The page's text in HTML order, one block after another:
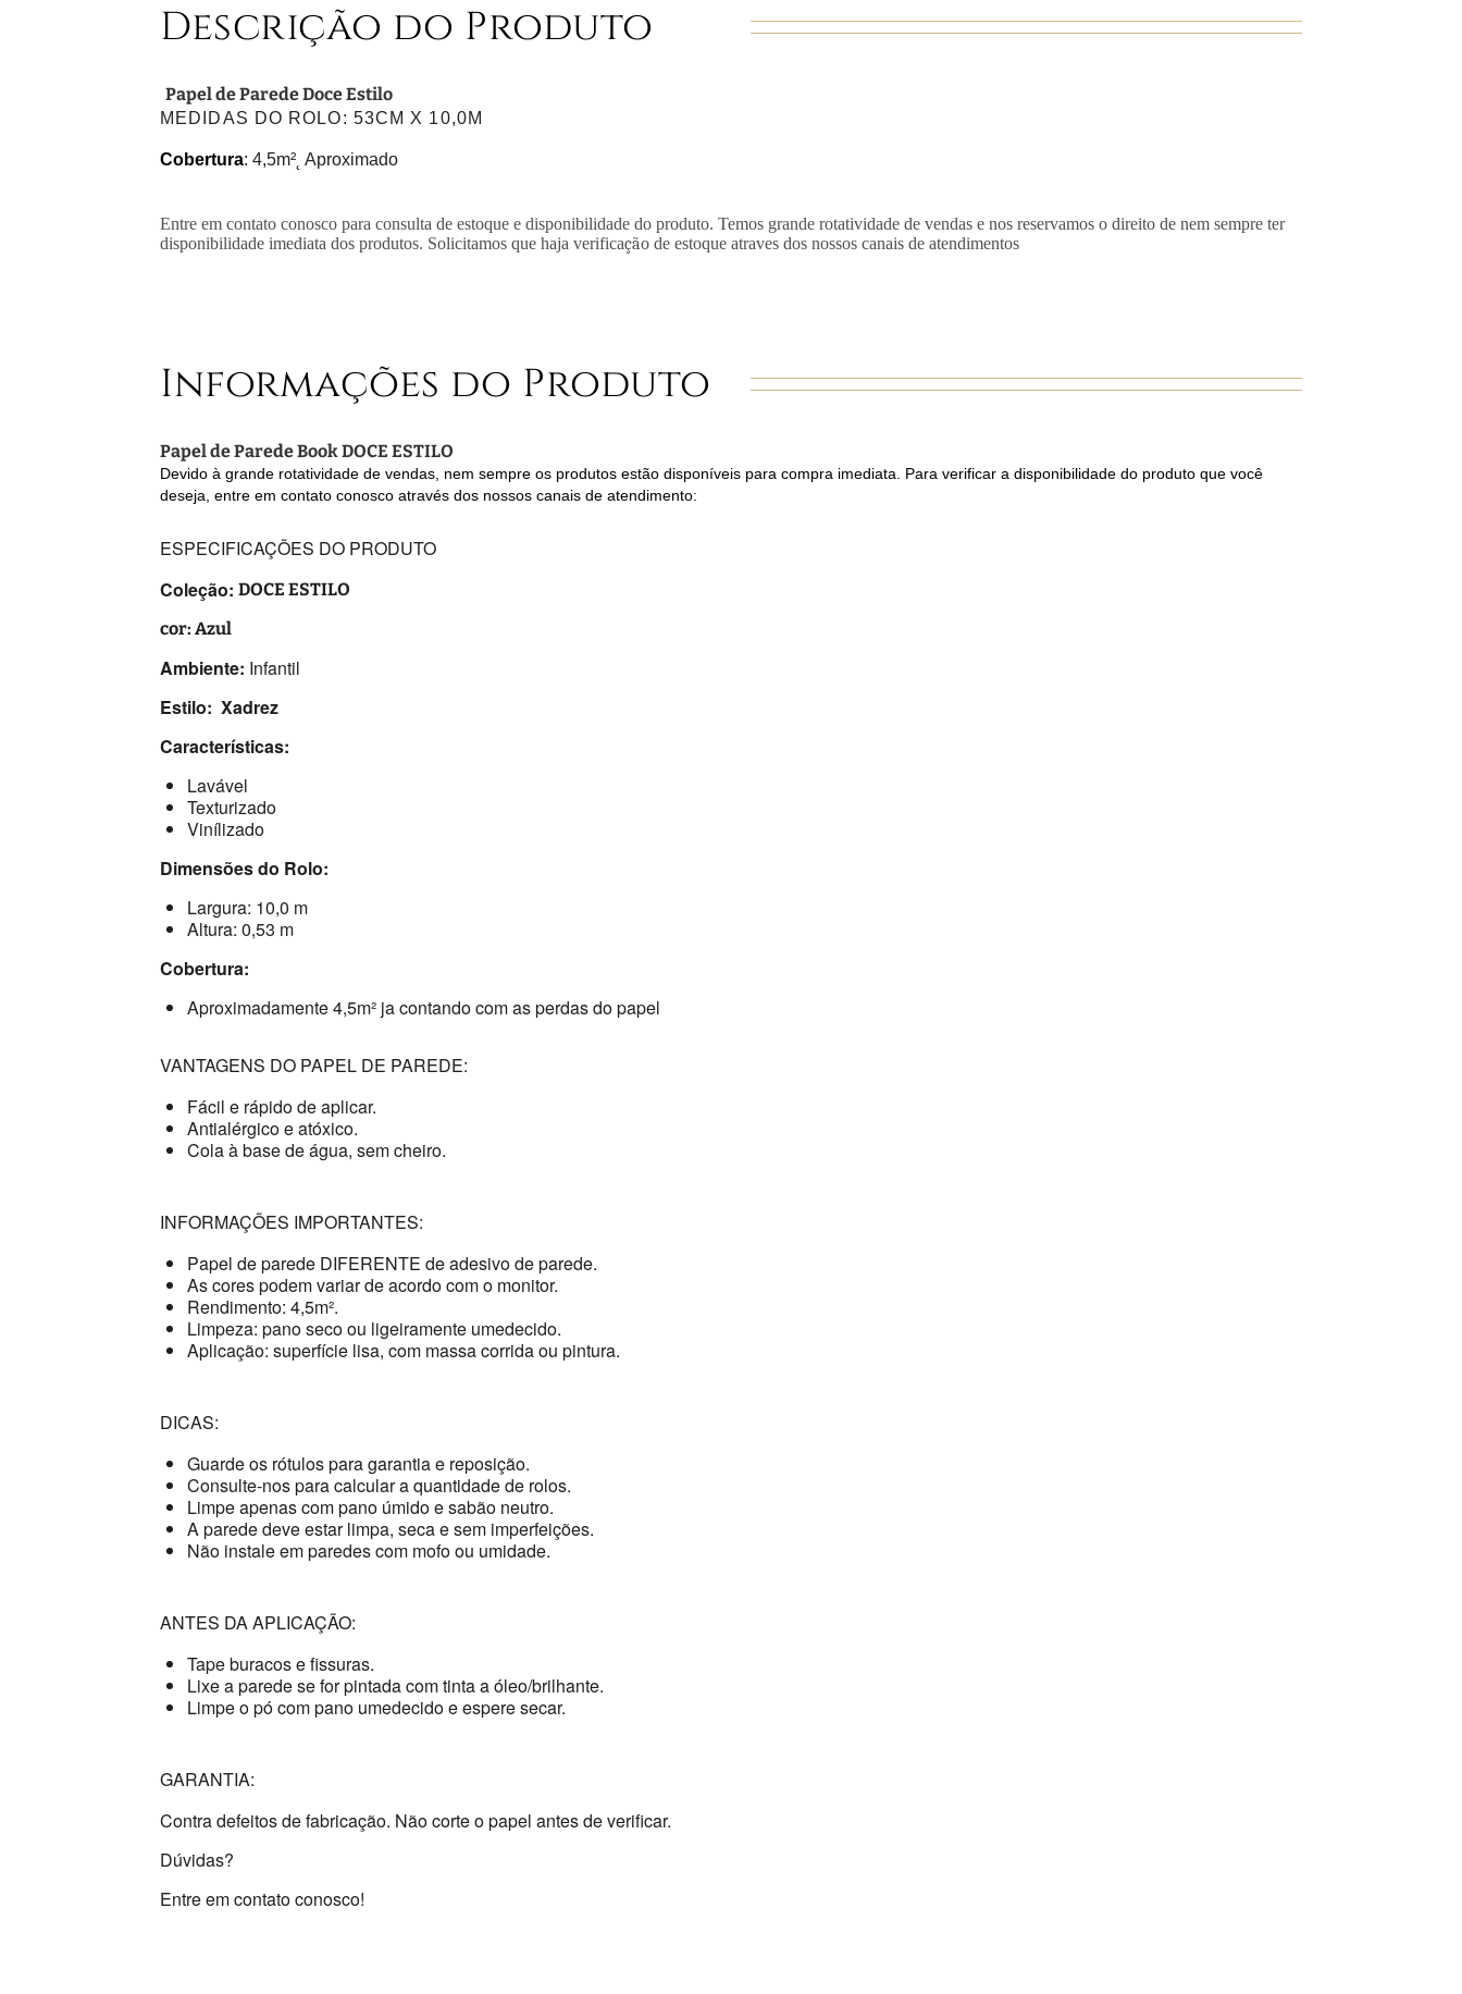
Descrição do Produto
Papel de Parede Doce Estilo
MEDIDAS DO ROLO: 53CM X 10,0M
Cobertura: 4,5m²˛ Aproximado
Entre em contato conosco para consulta de estoque e disponibilidade do produto. Temos grande rotatividade de vendas e nos reservamos o direito de nem sempre ter
disponibilidade imediata dos produtos. Solicitamos que haja verificação de estoque atraves dos nossos canais de atendimentos
Informações do Produto
Papel de Parede Book DOCE ESTILO
Devido à grande rotatividade de vendas, nem sempre os produtos estão disponíveis para compra imediata. Para verificar a disponibilidade do produto que você
deseja, entre em contato conosco através dos nossos canais de atendimento:
ESPECIFICAÇÕES DO PRODUTO
Coleção: DOCE ESTILO
cor: Azul
Ambiente: Infantil
Estilo: Xadrez
Características:
Lavável
Texturizado
Vinílizado
Dimensões do Rolo:
Largura: 10,0 m
Altura: 0,53 m
Cobertura:
Aproximadamente 4,5m² ja contando com as perdas do papel
VANTAGENS DO PAPEL DE PAREDE:
Fácil e rápido de aplicar.
Antialérgico e atóxico.
Cola à base de água, sem cheiro.
INFORMAÇÕES IMPORTANTES:
Papel de parede DIFERENTE de adesivo de parede.
As cores podem variar de acordo com o monitor.
Rendimento: 4,5m².
Limpeza: pano seco ou ligeiramente umedecido.
Aplicação: superfície lisa, com massa corrida ou pintura.
DICAS:
Guarde os rótulos para garantia e reposição.
Consulte-nos para calcular a quantidade de rolos.
Limpe apenas com pano úmido e sabão neutro.
A parede deve estar limpa, seca e sem imperfeições.
Não instale em paredes com mofo ou umidade.
ANTES DA APLICAÇÃO:
Tape buracos e fissuras.
Lixe a parede se for pintada com tinta a óleo/brilhante.
Limpe o pó com pano umedecido e espere secar.
GARANTIA:
Contra defeitos de fabricação. Não corte o papel antes de verificar.
Dúvidas?
Entre em contato conosco!